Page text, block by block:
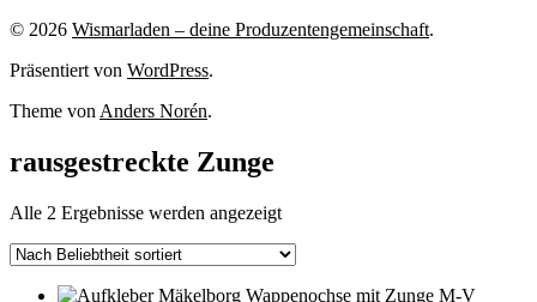
© 2026 Wismarladen – deine Produzentengemeinschaft.
Präsentiert von WordPress.
Theme von Anders Norén.
rausgestreckte Zunge
Alle 2 Ergebnisse werden angezeigtNach
sortiert